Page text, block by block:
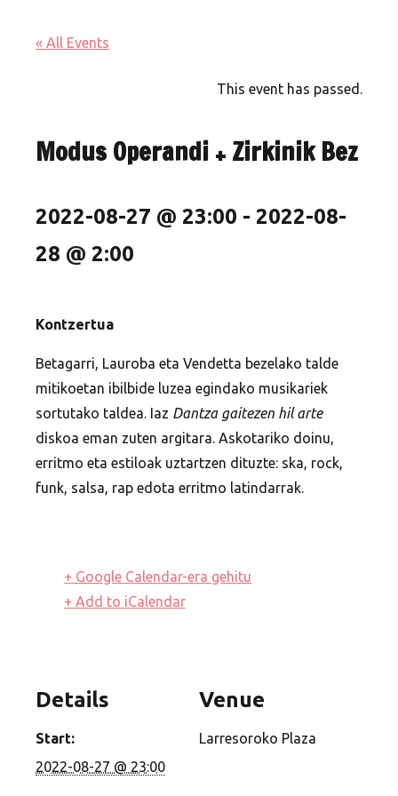
« All Events
This event has passed.
Modus Operandi + Zirkinik Bez
2022-08-27 @ 23:00 - 2022-08-
28 @ 2:00
Kontzertua
Betagarri, Lauroba eta Vendetta bezelako talde
mitikoetan ibilbide luzea egindako musikariek
sortutako taldea. Iaz Dantza gaitezen hil arte
diskoa eman zuten argitara. Askotariko doinu,
erritmo eta estiloak uztartzen dituzte: ska, rock,
funk, salsa, rap edota erritmo latindarrak.
+ Google Calendar-era gehitu
+ Add to iCalendar
Details
Start:
2022-08-27 @ 23:00
Venue
Larresoroko Plaza